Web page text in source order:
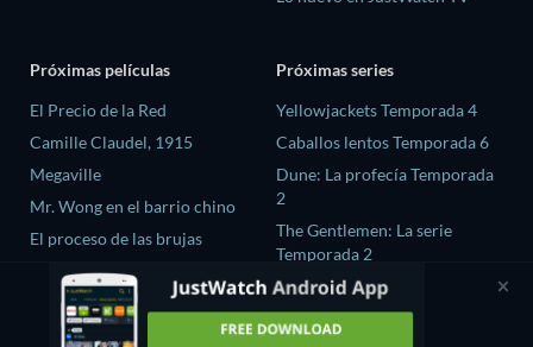
Próximas películas
El Precio de la Red
Camille Claudel, 1915
Megaville
Mr. Wong en el barrio chino
El proceso de las brujas
Próximas series
Yellowjackets Temporada 4
Caballos lentos Temporada 6
Dune: La profecía Temporada
2
The Gentlemen: La serie
Temporada 2
El amor es ciego: Reino Unido
Temporada 3